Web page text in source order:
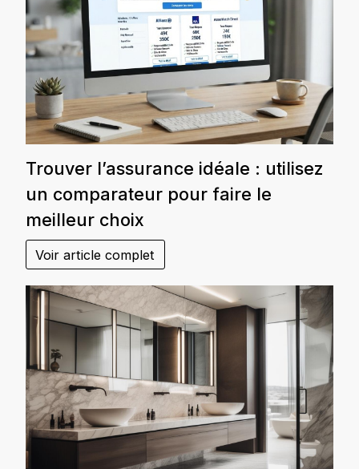
Trouver l’assurance idéale : utilisez
un comparateur pour faire le
meilleur choix
Voir article complet